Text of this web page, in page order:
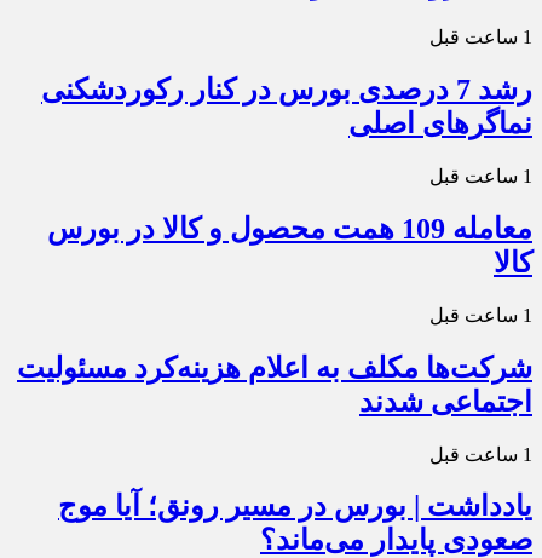
1 ساعت قبل
رشد 7 درصدی بورس در کنار رکوردشکنی
نماگرهای اصلی
1 ساعت قبل
معامله 109 همت محصول و کالا در بورس
کالا
1 ساعت قبل
شرکت‌ها مکلف به اعلام هزینه‌کرد مسئولیت
اجتماعی شدند
1 ساعت قبل
یادداشت | بورس در مسیر رونق؛ آیا موج
صعودی پایدار می‌ماند؟